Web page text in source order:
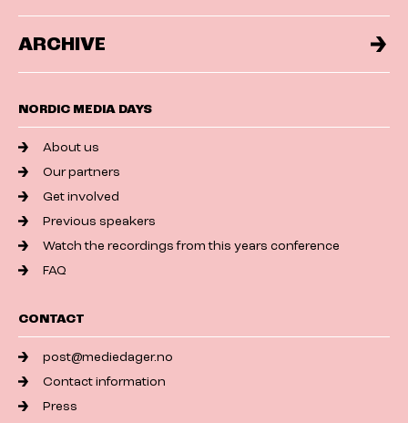
ARCHIVE
NORDIC MEDIA DAYS
About us
Our partners
Get involved
Previous speakers
Watch the recordings from this years conference
FAQ
CONTACT
post@mediedager.no
Contact information
Press